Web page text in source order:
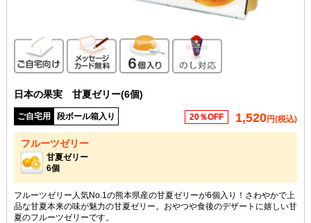
ご自宅向けメッセージカード無料
6個入り のし対応
日本の果実 甘夏ゼリー(6個)
ご自宅用 段ボール箱入り 20％OFF 1,520円(税込)
フルーツゼリー
甘夏ゼリー
6個
フルーツゼリー人気No.1の熊本県産の甘夏ゼリーが6個入り！さわやかで上
品な甘夏本来の味が魅力の甘夏ゼリー。おやつや食後のデザートに嬉しい甘
夏のフルーツゼリーです。